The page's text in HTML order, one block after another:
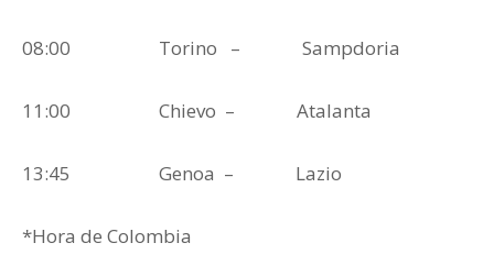
08:00 Torino – Sampdoria
11:00 Chievo – Atalanta
13:45 Genoa – Lazio
*Hora de Colombia